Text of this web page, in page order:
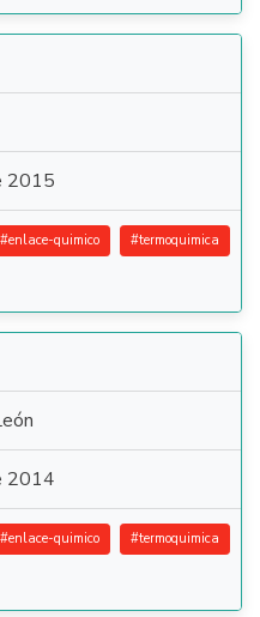
2015
#enlace-quimico #termoquimica
2014
#enlace-quimico #termoquimica